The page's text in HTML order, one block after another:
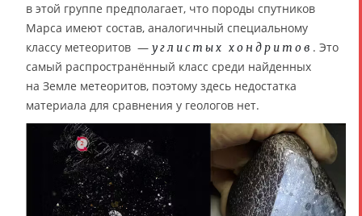
в этой группе предполагает, что породы спутников
Марса имеют состав, аналогичный специальному
классу метеоритов — углистых хондритов . Это
самый распространённый класс среди найденных
на Земле метеоритов, поэтому здесь недостатка
материала для сравнения у геологов нет.